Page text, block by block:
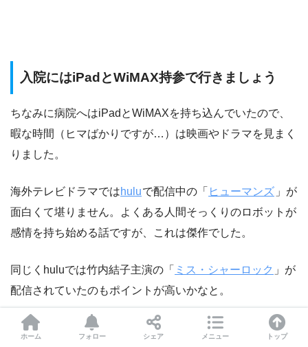
入院にはiPadとWiMAX持参で行きましょう
ちなみに病院へはiPadとWiMAXを持ち込んでいたので、
暇な時間（ヒマばかりですが…）は映画やドラマを見まく
りました。
海外テレビドラマではhuluで配信中の「 ヒューマンズ 」が
面白くて堪りません。よくある人間そっくりのロボットが
感情を持ち始める話ですが、これは傑作でした。
同じくhuluでは竹内結子主演の「 ミス・シャーロック 」が
配信されていたのもポイントが高いかなと。
アマゾン・プライムでは名優アンソニー・ホプキンスやエ
ホーム フォロー シェア メニュー トップ